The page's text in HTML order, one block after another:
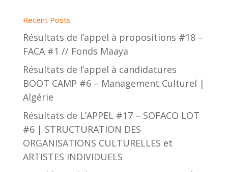
Recent Posts
Résultats de l’appel à propositions #18 –
FACA #1 // Fonds Maaya
Résultats de l’appel à candidatures
BOOT CAMP #6 – Management Culturel |
Algérie
Résultats de L’APPEL #17 – SOFACO LOT
#6 | STRUCTURATION DES
ORGANISATIONS CULTURELLES et
ARTISTES INDIVIDUELS